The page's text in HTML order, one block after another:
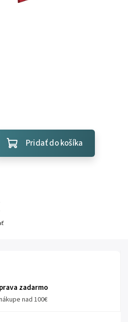
Pridať do košíka
zadarmo
nad 100€